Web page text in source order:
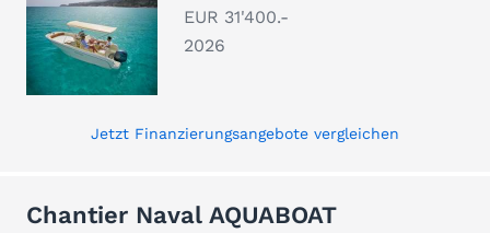
EUR 31'400.-
2026
Jetzt Finanzierungsangebote vergleichen
Chantier Naval AQUABOAT